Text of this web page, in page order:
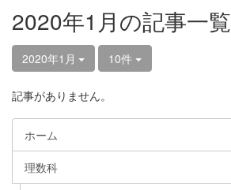
2020年1月の記事一覧
2020年1月 10件
記事がありません。
ホーム
理数科